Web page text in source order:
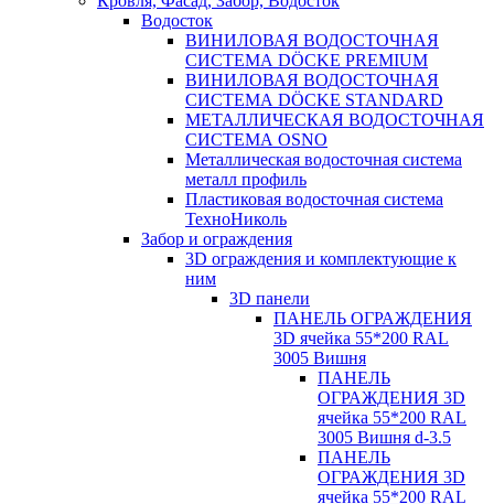
Водосток
ВИНИЛОВАЯ ВОДОСТОЧНАЯ
СИСТЕМА DÖCKE PREMIUM
ВИНИЛОВАЯ ВОДОСТОЧНАЯ
СИСТЕМА DÖCKE STANDARD
МЕТАЛЛИЧЕСКАЯ ВОДОСТОЧНАЯ
СИСТЕМА OSNO
Металлическая водосточная система
металл профиль
Пластиковая водосточная система
ТехноНиколь
Забор и ограждения
3D ограждения и комплектующие к
ним
3D панели
ПАНЕЛЬ ОГРАЖДЕНИЯ
3D ячейка 55*200 RAL
3005 Вишня
ПАНЕЛЬ
ОГРАЖДЕНИЯ 3D
ячейка 55*200 RAL
3005 Вишня d-3.5
ПАНЕЛЬ
ОГРАЖДЕНИЯ 3D
ячейка 55*200 RAL